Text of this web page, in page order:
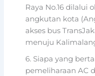
Raya No.16 dilalui
angkutan kota
akses bus
menuju
6. Siapa yang
pemeliharaan AC